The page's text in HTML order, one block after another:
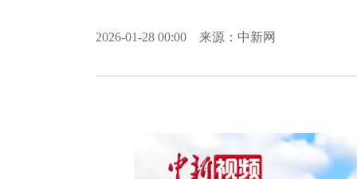
2026-01-28 00:00 来源：中新网